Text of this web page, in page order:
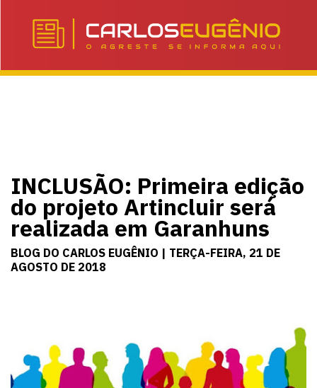
INCLUSÃO: Primeira edição
do projeto Artincluir será
realizada em Garanhuns
BLOG DO CARLOS EUGÊNIO | TERÇA-FEIRA, 21 DE
AGOSTO DE 2018